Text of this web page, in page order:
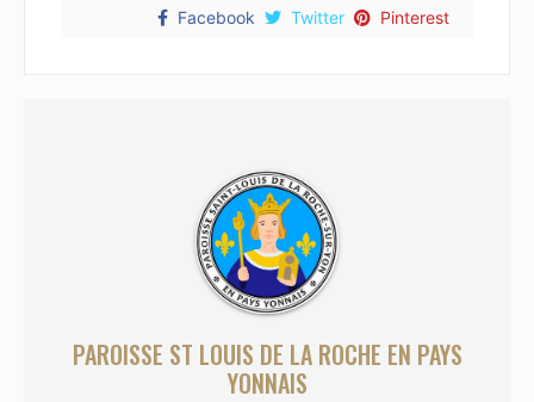
PAROISSE ST LOUIS DE LA ROCHE EN PAYS
YONNAIS
Facebook Twitter Pinterest